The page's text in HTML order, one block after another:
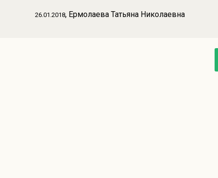
26.01.2018, Ермолаева Татьяна Николаевна